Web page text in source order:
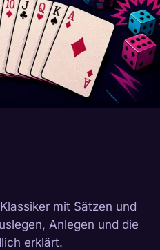
mit Sätzen und
Anlegen und die
erklärt.